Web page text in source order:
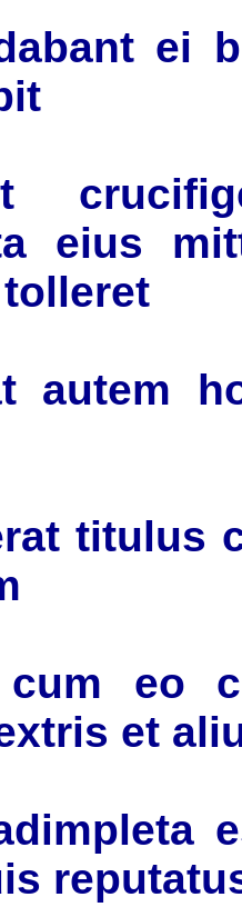
ei
eius
autem
titulus
eo
et